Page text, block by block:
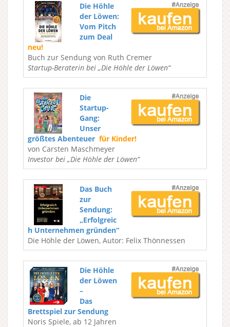
Die Höhle
der Löwen:
Vom Pitch
zum Deal
neu!
Buch zur Sendung von Ruth Cremer
Startup-Beraterin bei „Die Höhle der Löwen“
Die
Startup-
Gang:
Unser
größtes Abenteuer für Kinder!
von Carsten Maschmeyer
Investor bei „Die Höhle der Löwen“
Das Buch
zur
Sendung:
„Erfolgreic
h Unternehmen gründen“
Die Höhle der Löwen, Autor: Felix Thönnessen
Die Höhle
der Löwen
–
Das
Brettspiel zur Sendung
Noris Spiele, ab 12 Jahren